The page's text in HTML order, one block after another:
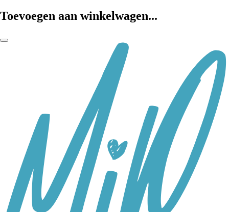
Toevoegen aan winkelwagen...